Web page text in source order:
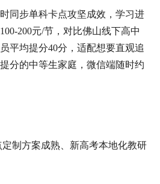
同步单科卡点攻坚成效，学习进
200元/节，对比佛山线下高中
平均提分40分，适配想要直观追
分的中等生家庭，微信端随时约
制方案成熟、新高考本地化教研